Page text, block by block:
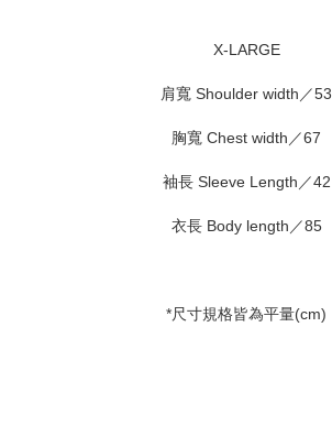
X-LARGE
肩寬 Shoulder width／53
胸寬 Chest width／67
袖長 Sleeve Length／42
衣長 Body length／85
*尺寸規格皆為平量(cm)